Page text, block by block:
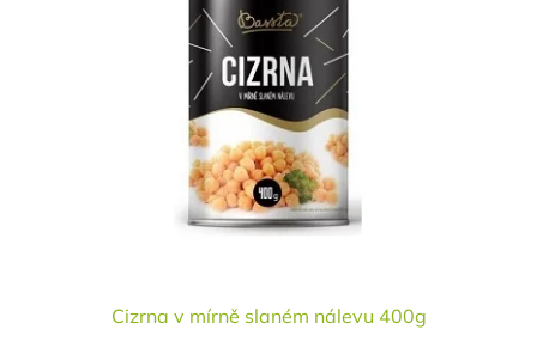
Cizrna v mírně slaném nálevu 400g